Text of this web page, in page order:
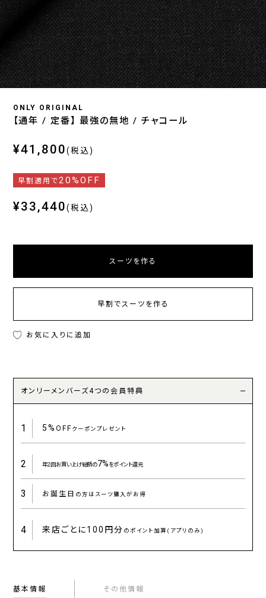
ONLY ORIGINAL
【通年 / 定番】 最強の無地 / チャコール
¥41,800(税込)
早割適用で20%OFF
¥33,440(税込)
スーツを作る
早割でスーツを作る
お気に入りに追加
オンリーメンバーズ4つの会員特典
1 5%OFFクーポンプレゼント
2 年2回お買い上げ総額の7%をポイント還元
3 お誕生日 の方はスーツ購入がお得
4 来店ごとに100円分 のポイント加算(アプリのみ)
基本情報 その他情報